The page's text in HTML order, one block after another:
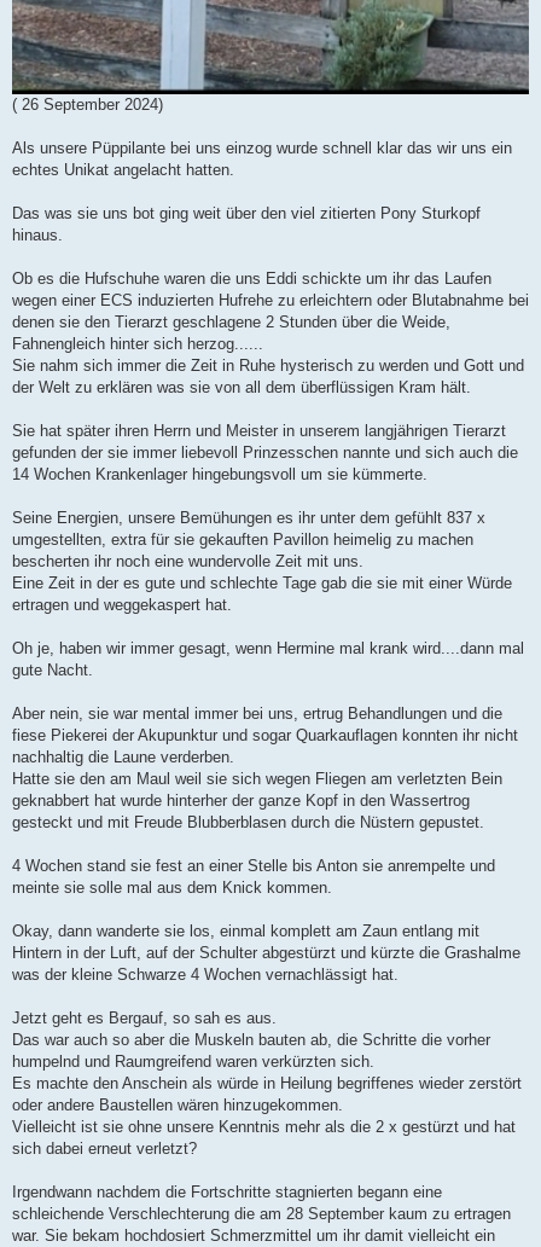
( 26 September 2024)
Als unsere Püppilante bei uns einzog wurde schnell klar das wir uns ein
echtes Unikat angelacht hatten.
Das was sie uns bot ging weit über den viel zitierten Pony Sturkopf
hinaus.
Ob es die Hufschuhe waren die uns Eddi schickte um ihr das Laufen
wegen einer ECS induzierten Hufrehe zu erleichtern oder Blutabnahme bei
denen sie den Tierarzt geschlagene 2 Stunden über die Weide,
Fahnengleich hinter sich herzog......
Sie nahm sich immer die Zeit in Ruhe hysterisch zu werden und Gott und
der Welt zu erklären was sie von all dem überflüssigen Kram hält.
Sie hat später ihren Herrn und Meister in unserem langjährigen Tierarzt
gefunden der sie immer liebevoll Prinzesschen nannte und sich auch die
14 Wochen Krankenlager hingebungsvoll um sie kümmerte.
Seine Energien, unsere Bemühungen es ihr unter dem gefühlt 837 x
umgestellten, extra für sie gekauften Pavillon heimelig zu machen
bescherten ihr noch eine wundervolle Zeit mit uns.
Eine Zeit in der es gute und schlechte Tage gab die sie mit einer Würde
ertragen und weggekaspert hat.
Oh je, haben wir immer gesagt, wenn Hermine mal krank wird....dann mal
gute Nacht.
Aber nein, sie war mental immer bei uns, ertrug Behandlungen und die
fiese Piekerei der Akupunktur und sogar Quarkauflagen konnten ihr nicht
nachhaltig die Laune verderben.
Hatte sie den am Maul weil sie sich wegen Fliegen am verletzten Bein
geknabbert hat wurde hinterher der ganze Kopf in den Wassertrog
gesteckt und mit Freude Blubberblasen durch die Nüstern gepustet.
4 Wochen stand sie fest an einer Stelle bis Anton sie anrempelte und
meinte sie solle mal aus dem Knick kommen.
Okay, dann wanderte sie los, einmal komplett am Zaun entlang mit
Hintern in der Luft, auf der Schulter abgestürzt und kürzte die Grashalme
was der kleine Schwarze 4 Wochen vernachlässigt hat.
Jetzt geht es Bergauf, so sah es aus.
Das war auch so aber die Muskeln bauten ab, die Schritte die vorher
humpelnd und Raumgreifend waren verkürzten sich.
Es machte den Anschein als würde in Heilung begriffenes wieder zerstört
oder andere Baustellen wären hinzugekommen.
Vielleicht ist sie ohne unsere Kenntnis mehr als die 2 x gestürzt und hat
sich dabei erneut verletzt?
Irgendwann nachdem die Fortschritte stagnierten begann eine
schleichende Verschlechterung die am 28 September kaum zu ertragen
war. Sie bekam hochdosiert Schmerzmittel um ihr damit vielleicht ein